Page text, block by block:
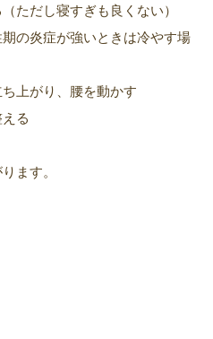
ただし寝すぎも良くない）
の炎症が強いときは冷やす場
上がり、腰を動かす
る
ます。